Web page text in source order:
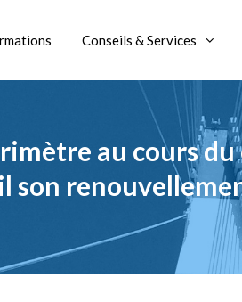
Conseils & Services
au cours
son